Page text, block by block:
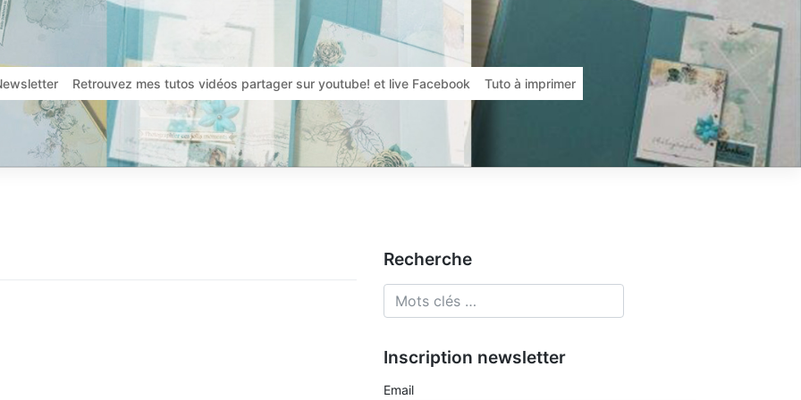
Retrouvez mes tutos vidéos partager sur youtube! et live Facebook Tuto à imprimer
Recherche
Inscription newsletter
Email